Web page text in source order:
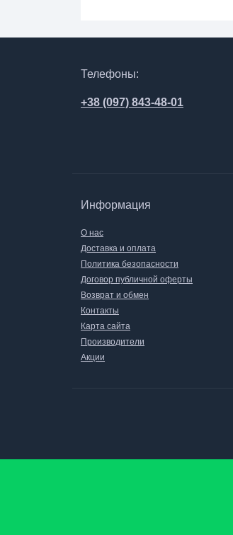
Телефоны:
+38 (097) 843-48-01
Информация
О нас
Доставка и оплата
Политика безопасности
Договор публичной оферты
Возврат и обмен
Контакты
Карта сайта
Производители
Акции